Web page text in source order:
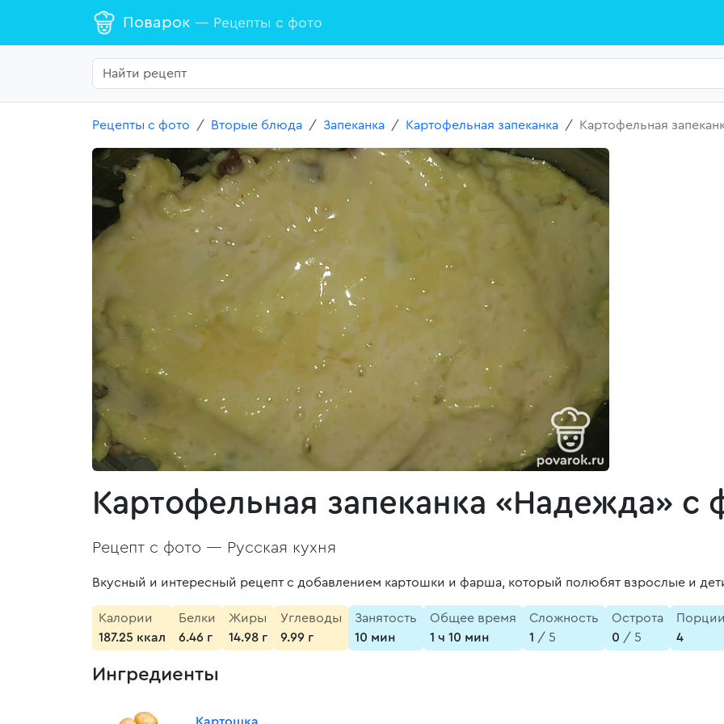
Поварок — Рецепты с фото
Рецепты с фото Вторые блюда Запеканка Картофельная запеканка Картофельная
Картофельная запеканка «Надежда» с
Рецепт с фото — Русская кухня
Вкусный и интересный рецепт с добавлением картошки и фарша, который полюбят взрослые и
Калории
187.25 ккал
Белки
6.46 г
Жиры
14.98 г
Углеводы
9.99 г
Занятость
10 мин
Общее время
1 ч 10 мин
Сложность
1 / 5
Острота
0 / 5
Порции
4
Ингредиенты